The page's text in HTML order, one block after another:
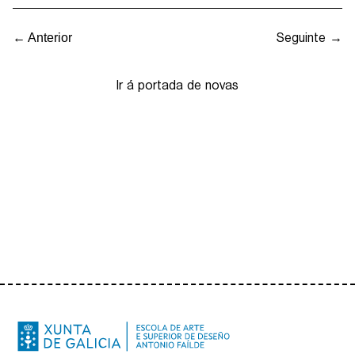
← Anterior Seguinte →
Ir á portada de novas